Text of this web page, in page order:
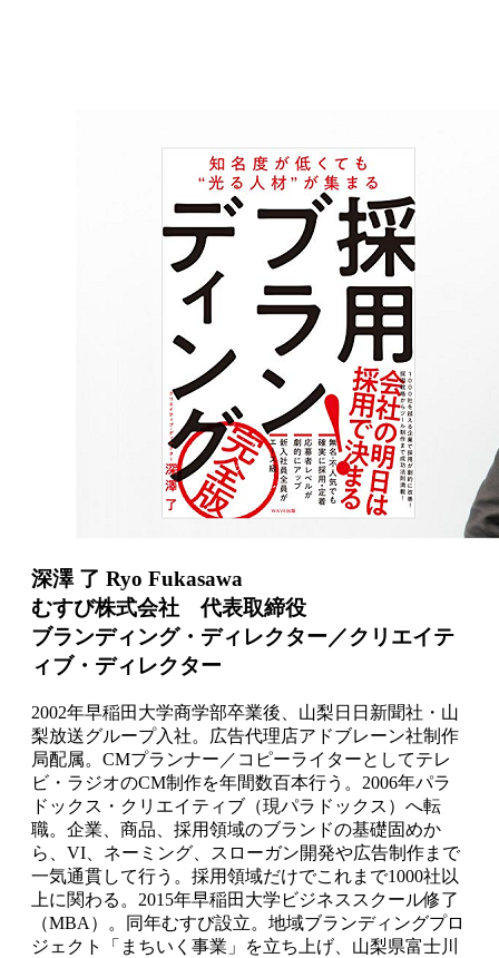
深澤 了 Ryo Fukasawa
むすび株式会社 代表取締役
ブランディング・ディレクター／クリエイテ
ィブ・ディレクター
2002年早稲田大学商学部卒業後、山梨日日新聞社・山
梨放送グループ入社。広告代理店アドブレーン社制作
局配属。CMプランナー／コピーライターとしてテレ
ビ・ラジオのCM制作を年間数百本行う。2006年パラ
ドックス・クリエイティブ（現パラドックス）へ転
職。企業、商品、採用領域のブランドの基礎固めか
ら、VI、ネーミング、スローガン開発や広告制作まで
一気通貫して行う。採用領域だけでこれまで1000社以
上に関わる。2015年早稲田大学ビジネススクール修了
（MBA）。同年むすび設立。地域ブランディングプロ
ジェクト「まちいく事業」を立ち上げ、山梨県富士川